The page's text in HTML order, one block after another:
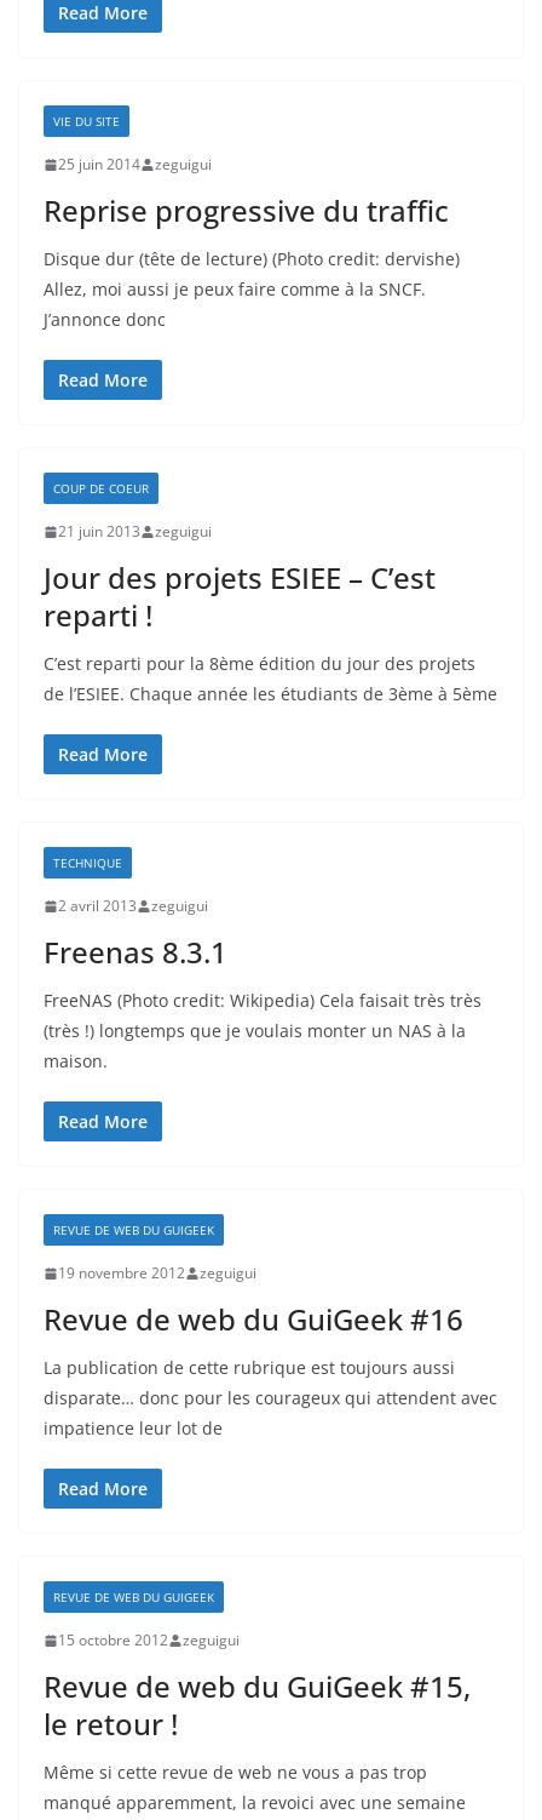
Read More
VIE DU SITE
25 juin 2014 zeguigui
Reprise progressive du traffic
Disque dur (tête de lecture) (Photo credit: dervishe)
Allez, moi aussi je peux faire comme à la SNCF.
J’annonce donc
Read More
COUP DE COEUR
21 juin 2013 zeguigui
Jour des projets ESIEE – C’est
reparti !
C’est reparti pour la 8ème édition du jour des projets
de l’ESIEE. Chaque année les étudiants de 3ème à 5ème
Read More
TECHNIQUE
2 avril 2013 zeguigui
Freenas 8.3.1
FreeNAS (Photo credit: Wikipedia) Cela faisait très très
(très !) longtemps que je voulais monter un NAS à la
maison.
Read More
REVUE DE WEB DU GUIGEEK
19 novembre 2012 zeguigui
Revue de web du GuiGeek #16
La publication de cette rubrique est toujours aussi
disparate… donc pour les courageux qui attendent avec
impatience leur lot de
Read More
REVUE DE WEB DU GUIGEEK
15 octobre 2012 zeguigui
Revue de web du GuiGeek #15,
le retour !
Même si cette revue de web ne vous a pas trop
manqué apparemment, la revoici avec une semaine